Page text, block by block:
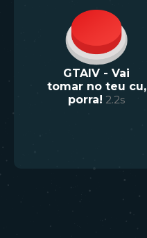
GTAIV - Vai
tomar no teu cu,
porra! 2.2s